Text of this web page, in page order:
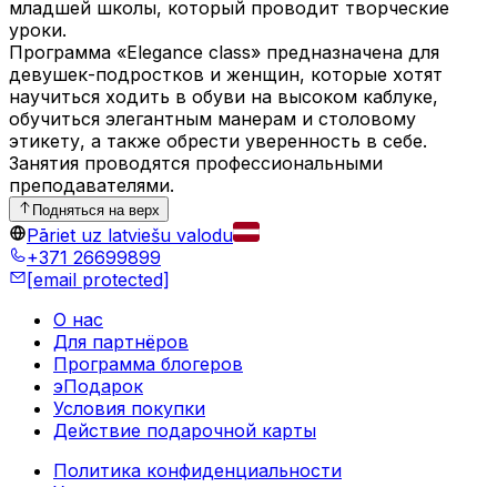
младшей школы, который проводит творческие
уроки.
Программа «Elegance class» предназначена для
девушек-подростков и женщин, которые хотят
научиться ходить в обуви на высоком каблуке,
обучиться элегантным манерам и столовому
этикету, а также обрести уверенность в себе.
Занятия проводятся профессиональными
преподавателями.
Подняться на верх
Pāriet uz latviešu valodu
+371 26699899
[email protected]
О нас
Для партнёров
Программа блогеров
эПодарок
Условия покупки
Действие подарочной карты
Политика конфиденциальности